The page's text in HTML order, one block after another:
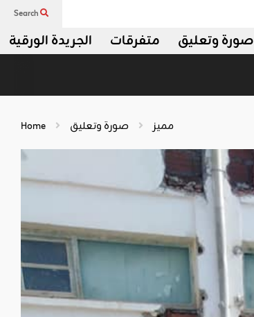
Search
الجريدة الورقية متفرقات صورة وتعليق
Home مميز صورة وتعليق